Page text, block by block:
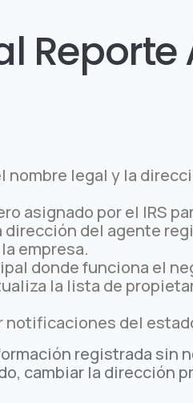
Reporte
nombre legal y la
asignado por el IRS
dirección del agente
empresa.
donde funciona el
la lista de
notificaciones del
registrada sin
cambiar la dirección